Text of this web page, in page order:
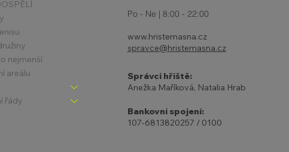
nejmenší
areálu
řády
Po - Ne | 8:00 - 22:00
www.hristemasna.cz
spravce@hristemasna.cz
Správci hřiště:
Anežka Maříková, Natalia Hrab
Bankovní spojení:
107-6813820257 / 0100